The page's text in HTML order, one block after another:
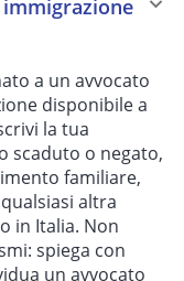
a un avvocato
disponibile a
la tua
scaduto o negato,
familiare,
altra
in Italia. Non
spiega con
un avvocato